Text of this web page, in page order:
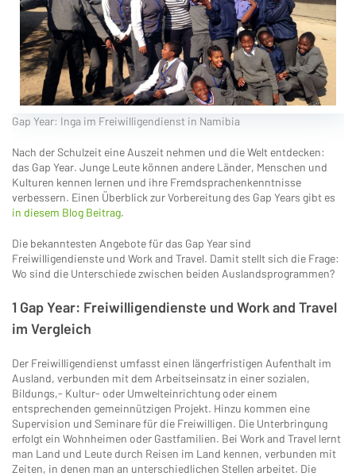
Gap Year: Inga im Freiwilligendienst in Namibia
Nach der Schulzeit eine Auszeit nehmen und die Welt entdecken:
das Gap Year. Junge Leute können andere Länder, Menschen und
Kulturen kennen lernen und ihre Fremdsprachenkenntnisse
verbessern. Einen Überblick zur Vorbereitung des Gap Years gibt es
in diesem Blog Beitrag.
Die bekanntesten Angebote für das Gap Year sind
Freiwilligendienste und Work and Travel. Damit stellt sich die Frage:
Wo sind die Unterschiede zwischen beiden Auslandsprogrammen?
1 Gap Year: Freiwilligendienste und Work and Travel
im Vergleich
Der Freiwilligendienst umfasst einen längerfristigen Aufenthalt im
Ausland, verbunden mit dem Arbeitseinsatz in einer sozialen,
Bildungs,- Kultur- oder Umwelteinrichtung oder einem
entsprechenden gemeinnützigen Projekt. Hinzu kommen eine
Supervision und Seminare für die Freiwilligen. Die Unterbringung
erfolgt ein Wohnheimen oder Gastfamilien. Bei Work and Travel lernt
man Land und Leute durch Reisen im Land kennen, verbunden mit
Zeiten, in denen man an unterschiedlichen Stellen arbeitet. Die